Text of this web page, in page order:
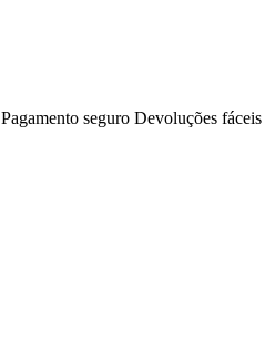
Pagamento seguro Devoluções fáceis